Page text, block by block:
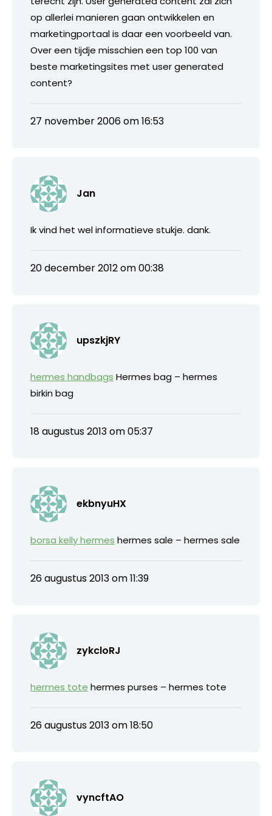
op allerlei manieren gaan ontwikkelen en
marketingportaal is daar een voorbeeld van.
Over een tijdje misschien een top 100 van
beste marketingsites met user generated
content?
27 november 2006 om 16:53
Jan
Ik vind het wel informatieve stukje. dank.
20 december 2012 om 00:38
upszkjRY
hermes handbags Hermes bag – hermes
birkin bag
18 augustus 2013 om 05:37
ekbnyuHX
borsa kelly hermes hermes sale – hermes sale
26 augustus 2013 om 11:39
zykcloRJ
hermes tote hermes purses – hermes tote
26 augustus 2013 om 18:50
vyncftAO